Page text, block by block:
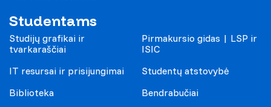
Studentams
Studijų grafikai ir
tvarkaraščiai
IT resursai ir prisijungimai
Biblioteka
Pirmakursio gidas | LSP ir
ISIC
Studentų atstovybė
Bendrabučiai